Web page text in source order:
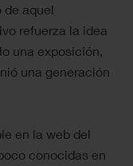
aquel
refuerza la idea
una exposición,
una generación
en la web del
conocidas en